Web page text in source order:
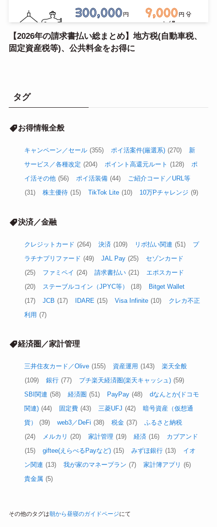
【2026年の請求書払い総まとめ】地方税(自動車税、
固定資産税等)、公共料金をお得に
タグ
お得情報全般
キャンペーン／セール (355) ポイ活案件(厳選系) (270)
新
サービス／各種改定 (204) ポイント高還元ルート (128)
ポ
イ活その他 (56) ポイ活装備 (44)
ご紹介コード／URL等
(31)
株主優待 (15) TikTok Lite (10) 10万Pチャレンジ (9)
決済／金融
クレジットカード (264) 決済 (109) リボ払い関連 (51)
プ
ラチナプリファード (49) JAL Pay (25)
セゾンカード
(25)
ファミペイ (24) 請求書払い (21)
エポスカード
(20)
ステーブルコイン（JPYC等） (18)
Bitget Wallet
(17)
JCB (17) IDARE (15) Visa Infinite (10)
クレカ不正
利用 (7)
経済圏／家計管理
三井住友カード／Olive (155) 資産運用 (143)
楽天全般
(109)
銀行 (77) プチ楽天経済圏(楽天キャッシュ) (59)
SBI関連 (58) 経済圏 (51) PayPay (48)
dなんとか(ドコモ
関連) (44) 固定費 (43) 三菱UFJ (42)
暗号資産（仮想通
貨）
(39) web3／DeFi (38) 税金 (37)
ふるさと納税
(24)
メルカリ (20) 家計管理 (19) 経済 (16)
カブアンド
(15)
giftee(えらべるPayなど) (15) みずほ銀行 (13)
イオ
ン関連 (13) 我が家のマネープラン (7) 家計簿アプリ (6)
貴金属 (5)
その他のタグは朝から昼寝のガイドページにて